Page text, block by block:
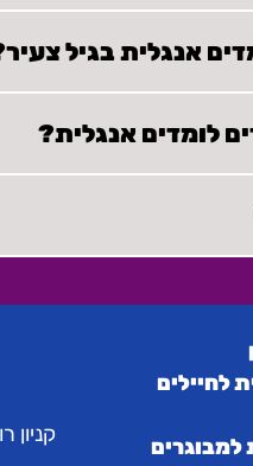
אנגלית בגיל
לומדים אנגלית?
לחיילים
למבוגרים
קניון